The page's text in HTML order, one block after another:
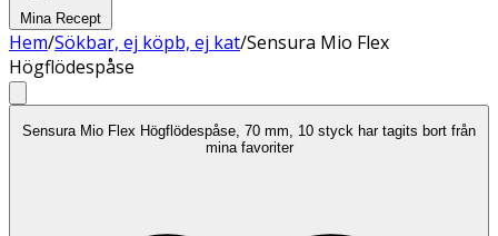
Mina Recept
Hem/Sökbar, ej köpb, ej kat/Sensura Mio Flex
Högflödespåse
Sensura Mio Flex Högflödespåse, 70 mm, 10 styck har tagits bort från
mina favoriter